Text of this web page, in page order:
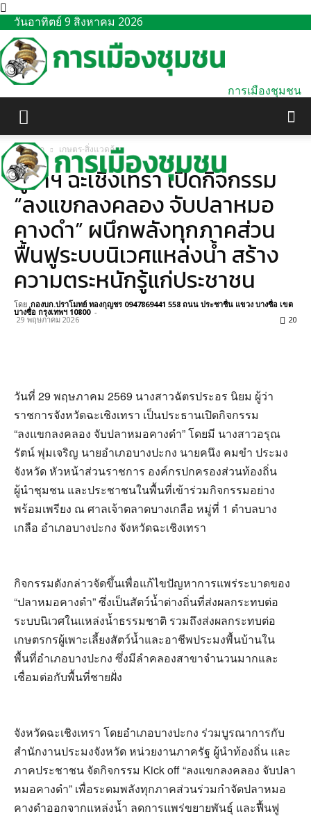
วันอาทิตย์ 9 สิงหาคม 2026
การเมืองชุมชน
หน้าแรก เกษตร-สิ่งแวดล้อม
ผู้ว่าฯ ฉะเชิงเทรา เปิดกิจกรรม
“ลงแขกลงคลอง จับปลาหมอ
คางดำ” ผนึกพลังทุกภาคส่วน
ฟื้นฟูระบบนิเวศแหล่งน้ำ สร้าง
ความตระหนักรู้แก่ประชาชน
โดย กองบก.ปราโมทย์ ทองกุญชร 0947869441 558 ถนน ประชาชื่น แขวง บางซื่อ เขต
บางซื่อ กรุงเทพฯ 10800 -
29 พฤษภาคม 2026 20
วันที่ 29 พฤษภาคม 2569 นางสาวฉัตรประอร นิยม ผู้ว่า
ราชการจังหวัดฉะเชิงเทรา เป็นประธานเปิดกิจกรรม
“ลงแขกลงคลอง จับปลาหมอคางดำ” โดยมี นางสาวอรุณ
รัตน์ พุ่มเจริญ นายอำเภอบางปะกง นายคนึง คมขำ ประมง
จังหวัด หัวหน้าส่วนราชการ องค์กรปกครองส่วนท้องถิ่น
ผู้นำชุมชน และประชาชนในพื้นที่เข้าร่วมกิจกรรมอย่าง
พร้อมเพรียง ณ ศาลเจ้าตลาดบางเกลือ หมู่ที่ 1 ตำบลบาง
เกลือ อำเภอบางปะกง จังหวัดฉะเชิงเทรา
กิจกรรมดังกล่าวจัดขึ้นเพื่อแก้ไขปัญหาการแพร่ระบาดของ
“ปลาหมอคางดำ” ซึ่งเป็นสัตว์น้ำต่างถิ่นที่ส่งผลกระทบต่อ
ระบบนิเวศในแหล่งน้ำธรรมชาติ รวมถึงส่งผลกระทบต่อ
เกษตรกรผู้เพาะเลี้ยงสัตว์น้ำและอาชีพประมงพื้นบ้านใน
พื้นที่อำเภอบางปะกง ซึ่งมีลำคลองสาขาจำนวนมากและ
เชื่อมต่อกับพื้นที่ชายฝั่ง
จังหวัดฉะเชิงเทรา โดยอำเภอบางปะกง ร่วมบูรณาการกับ
สำนักงานประมงจังหวัด หน่วยงานภาครัฐ ผู้นำท้องถิ่น และ
ภาคประชาชน จัดกิจกรรม Kick off “ลงแขกลงคลอง จับปลา
หมอคางดำ” เพื่อระดมพลังทุกภาคส่วนร่วมกำจัดปลาหมอ
คางดำออกจากแหล่งน้ำ ลดการแพร่ขยายพันธุ์ และฟื้นฟู